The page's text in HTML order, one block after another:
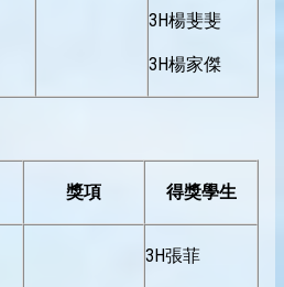
3H楊斐斐
3H楊家傑
獎項 得獎學生
3H張菲